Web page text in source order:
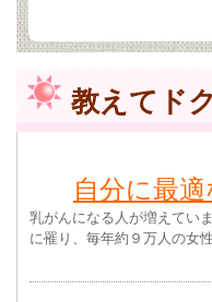
教えてド
自分に最
乳がんになる人が増えてい
に罹り、毎年約９万人の女